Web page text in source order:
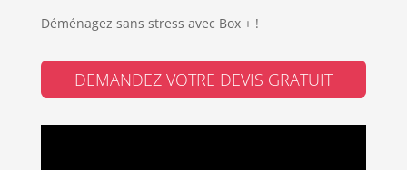
Déménagez sans stress avec Box + !
DEMANDEZ VOTRE DEVIS GRATUIT